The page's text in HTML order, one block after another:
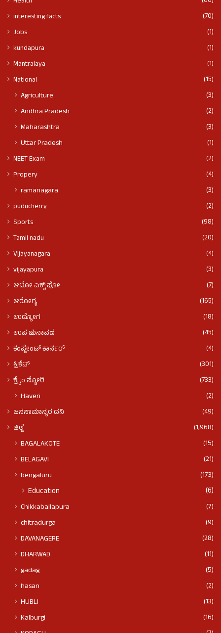
interesting facts
(70)
Jobs
(1)
kundapura
(1)
Mantralaya
(1)
National
(15)
Agriculture
(3)
Andhra Pradesh
(2)
Maharashtra
(3)
Uttar Pradesh
(1)
NEET Exam
(2)
Propery
(4)
ramanagara (3)
puducherry
(2)
Sports
(98)
Tamil nadu
(20)
VIjayanagara
(4)
vijayapura
(3)
ಆಟೋ ಎಕ್ಸ್ ಪೋ
(7)
ಆರೋಗ್ಯ
(165)
ಉದ್ಯೋಗ
(18)
ಉಪ ಚುನಾವಣೆ
(45)
ಕಂಪ್ಲೇಂಟ್ ಕಾರ್ನರ್
(4)
ಕ್ರಿಕೆಟ್
(301)
ಕ್ರೈಂ ಸ್ಟೋರಿ
(733)
Haveri (2)
ಜನಸಾಮಾನ್ಯರ ದನಿ
(49)
ಜಿಲ್ಲೆ
(1,968)
BAGALAKOTE
(15)
BELAGAVI
(21)
bengaluru
(173)
Education (6)
Chikkaballapura
(7)
chitradurga
(9)
DAVANAGERE
(28)
DHARWAD
(11)
gadag
(5)
hasan
(2)
HUBLI
(13)
Kalburgi
(16)